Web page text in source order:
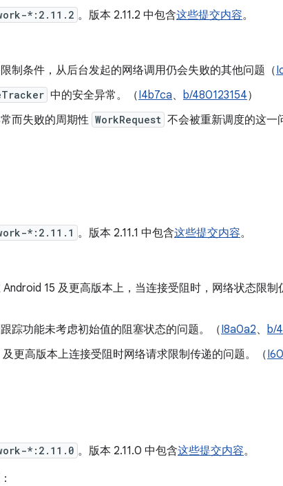
*:2.11.2 。版本 2.11.2 中包含这些提交内容。
制条件，从后台发起的网络调用仍会失败的其他问题（
中的安全异常。（I4b7ca、 b/480123154）
而失败的周期性 WorkRequest 不会被重新调度的这一
*:2.11.1 。版本 2.11.1 中包含这些提交内容。
15 及更高版本上，当连接受阻时，网络状态限制
踪功能未考虑初始值的阻塞状态的问题。（I8a0a2、 b/
更高版本上连接受阻时网络请求限制传递的问题。（
*:2.11.0 。版本 2.11.0 中包含这些提交内容。
：